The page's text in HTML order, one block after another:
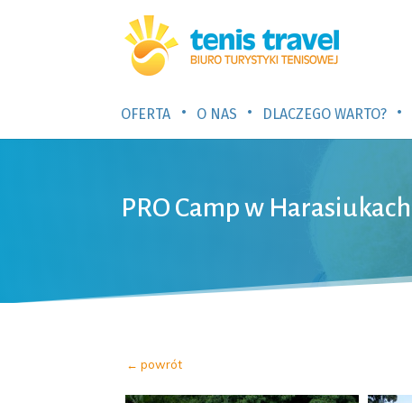
OFERTA • O NAS • DLACZEGO WARTO? •
PRO Camp w Harasiukach